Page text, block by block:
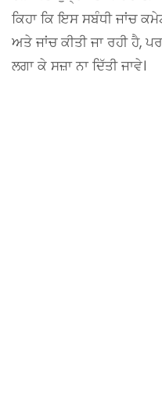
ਕਿਹਾ ਕਿ ਇਸ ਸਬੰਧੀ ਜਾਂਚ
ਅਤੇ ਜਾਂਚ ਕੀਤੀ ਜਾ ਰਹੀ ਹੈ,
ਲਗਾ ਕੇ ਸਜ਼ਾ ਨਾ ਦਿੱਤੀ ਜਾਵੇ।